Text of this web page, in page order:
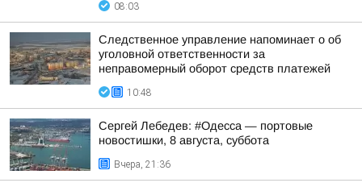
08:03
Следственное управление напоминает о об
уголовной ответственности за
неправомерный оборот средств платежей
10:48
Сергей Лебедев: #Одесса — портовые
новостишки, 8 августа, суббота
Вчера, 21:36